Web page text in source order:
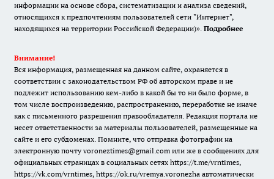
информации на основе сбора, систематизации и анализа сведений,
относящихся к предпочтениям пользователей сети "Интернет",
находящихся на территории Российской Федерации)». Подробнее
Внимание!
Вся информация, размещенная на данном сайте, охраняется в
соответствии с законодательством РФ об авторском праве и не
подлежит использованию кем-либо в какой бы то ни было форме, в
том числе воспроизведению, распространению, переработке не иначе
как с письменного разрешения правообладателя. Редакция портала не
несет ответственности за материалы пользователей, размещенные на
сайте и его субдоменах. Помните, что отправка фотографии на
электронную почту voroneztimes@gmail.com или же в сообщениях для
официальных страницах в социальных сетях https://t.me/vrntimes,
https://vk.com/vrntimes, https://ok.ru/vremya.voronezha автоматически